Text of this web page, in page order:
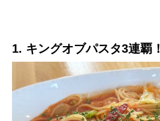
1. キングオブパスタ3連覇